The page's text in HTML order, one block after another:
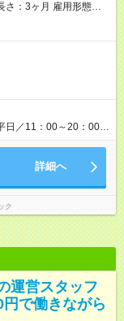
さ：3ヶ月 雇用形態、
日／11：00～20：00 ■
詳細へ
ク
運営スタッフ
円で働きながら